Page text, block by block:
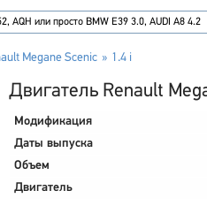
Megane Scenic 1.4 i
Двигатель Renault
Модификация
Даты выпуска
Объем
Двигатель